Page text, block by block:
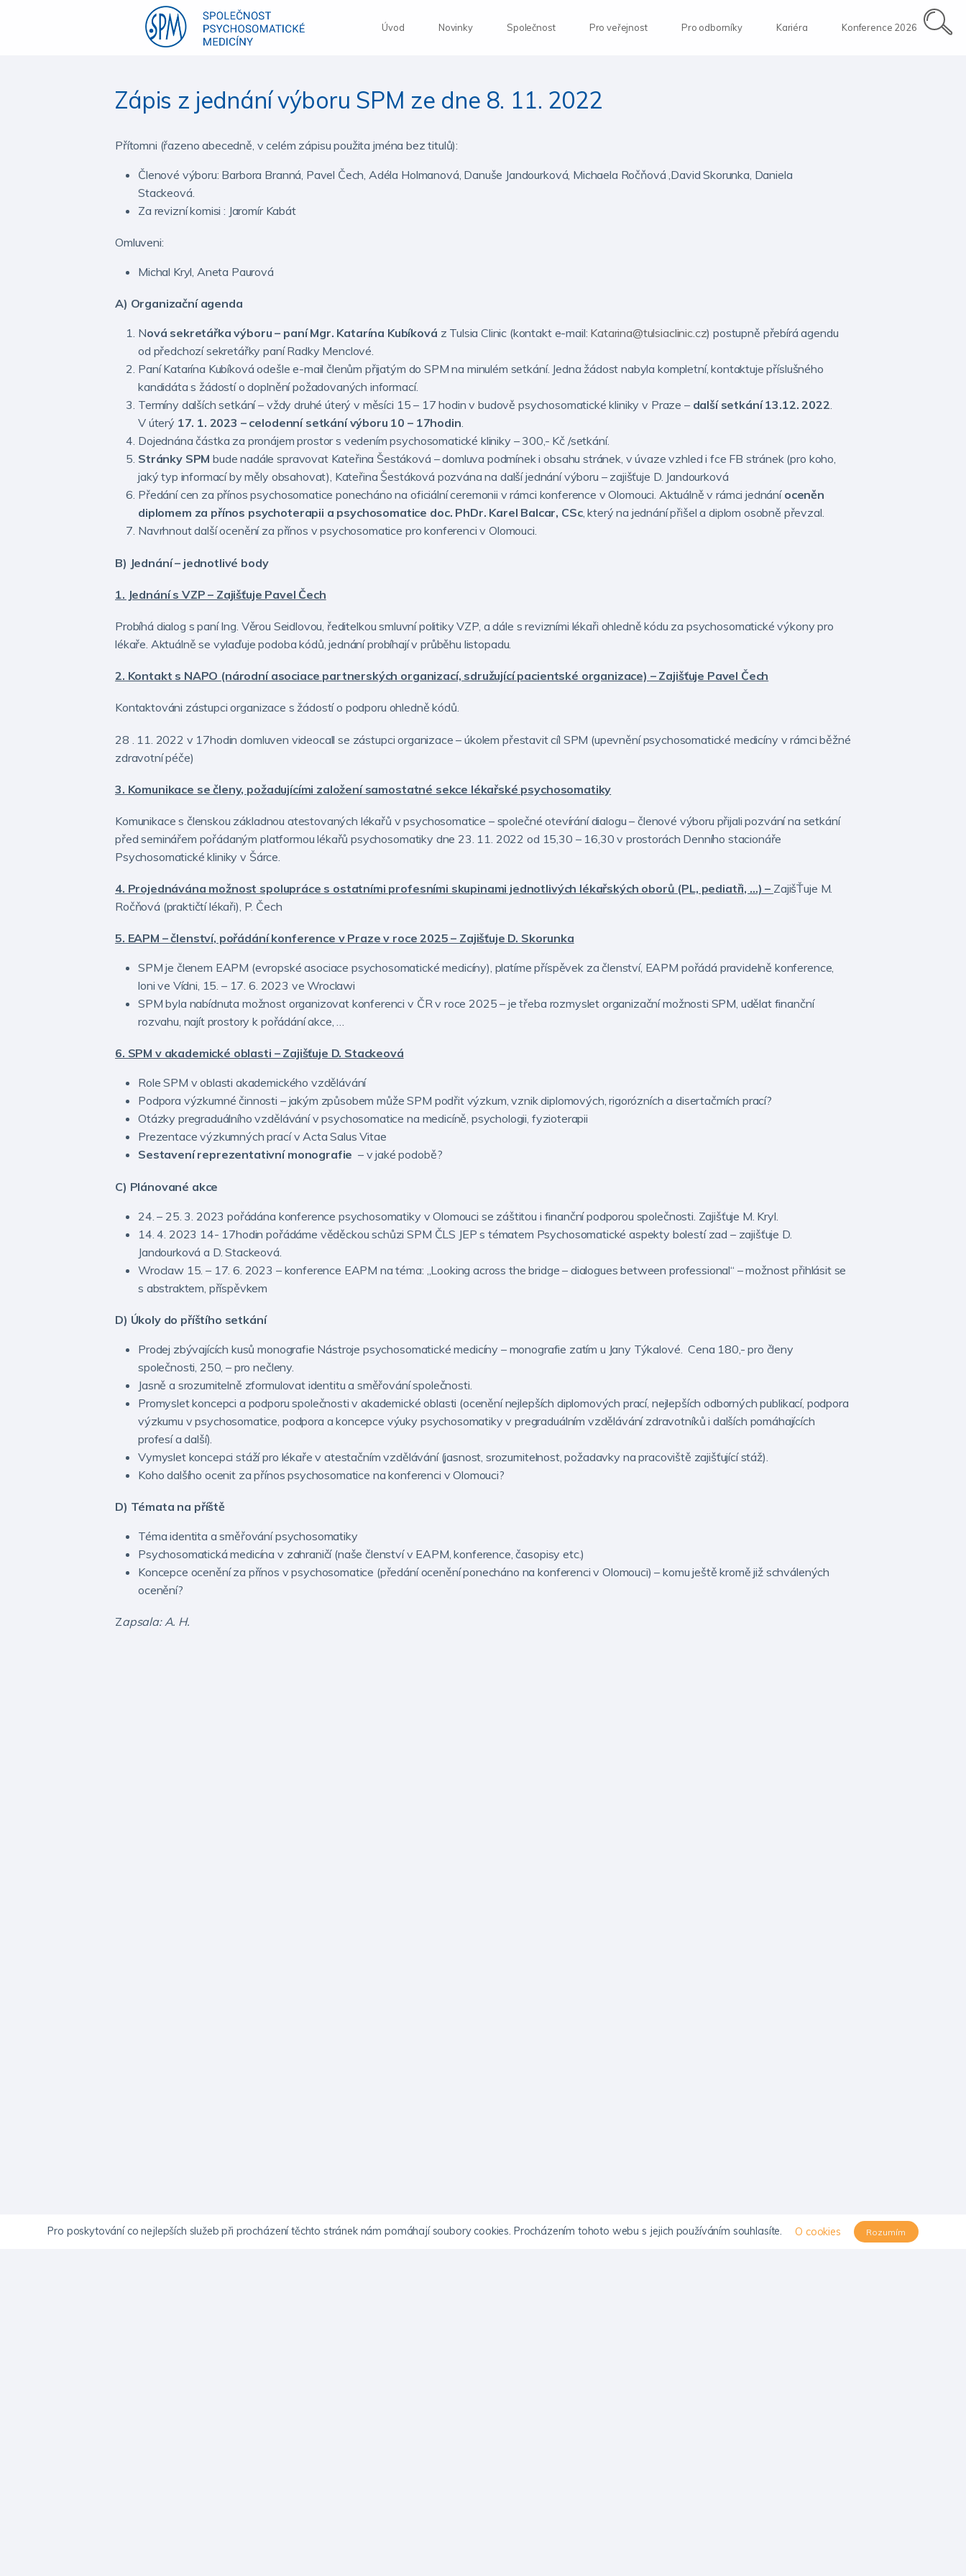
Úvod Novinky Společnost Pro veřejnost Pro odborníky Kariéra Konference 2026
Zápis z jednání výboru SPM ze dne 8. 11. 2022
Přítomni (řazeno abecedně, v celém zápisu použita jména bez titulů):
Členové výboru: Barbora Branná, Pavel Čech, Adéla Holmanová, Danuše Jandourková, Michaela Ročňová ,David Skorunka, Daniela
Stackeová.
Za revizní komisi : Jaromír Kabát
Omluveni:
Michal Kryl, Aneta Paurová
A) Organizační agenda
Nová sekretářka výboru – paní Mgr. Katarína Kubíková z Tulsia Clinic (kontakt e-mail: Katarina@tulsiaclinic.cz) postupně přebírá agendu
od předchozí sekretářky paní Radky Menclové.
Paní Katarína Kubíková odešle e-mail členům přijatým do SPM na minulém setkání. Jedna žádost nabyla kompletní, kontaktuje příslušného
kandidáta s žádostí o doplnění požadovaných informací.
Termíny dalších setkání – vždy druhé úterý v měsíci 15 – 17 hodin v budově psychosomatické kliniky v Praze – další setkání 13.12. 2022.
V úterý 17. 1. 2023 – celodenní setkání výboru 10 – 17hodin.
Dojednána částka za pronájem prostor s vedením psychosomatické kliniky – 300,- Kč /setkání.
Stránky SPM bude nadále spravovat Kateřina Šestáková – domluva podmínek i obsahu stránek, v úvaze vzhled i fce FB stránek (pro koho,
jaký typ informací by měly obsahovat), Kateřina Šestáková pozvána na další jednání výboru – zajišťuje D. Jandourková
Předání cen za přínos psychosomatice ponecháno na oficiální ceremonii v rámci konference v Olomouci. Aktuálně v rámci jednání oceněn
diplomem za přínos psychoterapii a psychosomatice doc. PhDr. Karel Balcar, CSc, který na jednání přišel a diplom osobně převzal.
Navrhnout další ocenění za přínos v psychosomatice pro konferenci v Olomouci.
B) Jednání – jednotlivé body
1. Jednání s VZP – Zajišťuje Pavel Čech
Probíhá dialog s paní Ing. Věrou Seidlovou, ředitelkou smluvní politiky VZP, a dále s revizními lékaři ohledně kódu za psychosomatické výkony pro
lékaře. Aktuálně se vylaďuje podoba kódů, jednání probíhají v průběhu listopadu.
2. Kontakt s NAPO (národní asociace partnerských organizací, sdružující pacientské organizace) – Zajišťuje Pavel Čech
Kontaktováni zástupci organizace s žádostí o podporu ohledně kódů.
28 . 11. 2022 v 17hodin domluven videocall se zástupci organizace – úkolem přestavit cíl SPM (upevnění psychosomatické medicíny v rámci běžné
zdravotní péče)
3. Komunikace se členy, požadujícími založení samostatné sekce lékařské psychosomatiky
Komunikace s členskou základnou atestovaných lékařů v psychosomatice – společné otevírání dialogu – členové výboru přijali pozvání na setkání
před seminářem pořádaným platformou lékařů psychosomatiky dne 23. 11. 2022 od 15,30 – 16,30 v prostorách Denního stacionáře
Psychosomatické kliniky v Šárce.
4. Projednávána možnost spolupráce s ostatními profesními skupinami jednotlivých lékařských oborů (PL, pediatři, …) – ZajišŤuje M.
Ročňová (praktičtí lékaři), P. Čech
5. EAPM – členství, pořádání konference v Praze v roce 2025 – Zajišťuje D. Skorunka
SPM je členem EAPM (evropské asociace psychosomatické medicíny), platíme příspěvek za členství, EAPM pořádá pravidelně konference,
loni ve Vídni, 15. – 17. 6. 2023 ve Wroclawi
SPM byla nabídnuta možnost organizovat konferenci v ČR v roce 2025 – je třeba rozmyslet organizační možnosti SPM, udělat finanční
rozvahu, najít prostory k pořádání akce, …
6. SPM v akademické oblasti – Zajišťuje D. Stackeová
Role SPM v oblasti akademického vzdělávání
Podpora výzkumné činnosti – jakým způsobem může SPM podřit výzkum, vznik diplomových, rigorózních a disertačmích prací?
Otázky pregraduálního vzdělávání v psychosomatice na medicíně, psychologii, fyzioterapii
Prezentace výzkumných prací v Acta Salus Vitae
Sestavení reprezentativní monografie – v jaké podobě?
C) Plánované akce
24. – 25. 3. 2023 pořádána konference psychosomatiky v Olomouci se záštitou i finanční podporou společnosti. Zajišťuje M. Kryl.
14. 4. 2023 14- 17hodin pořádáme věděckou schůzi SPM ČLS JEP s tématem Psychosomatické aspekty bolestí zad – zajišťuje D.
Jandourková a D. Stackeová.
Wroclaw 15. – 17. 6. 2023 – konference EAPM na téma: „Looking across the bridge – dialogues between professional“ – možnost přihlásit se
s abstraktem, příspěvkem
D) Úkoly do příštího setkání
Prodej zbývajících kusů monografie Nástroje psychosomatické medicíny – monografie zatím u Jany Týkalové. Cena 180,- pro členy
společnosti, 250, – pro nečleny.
Jasně a srozumitelně zformulovat identitu a směřování společnosti.
Promyslet koncepci a podporu společnosti v akademické oblasti (ocenění nejlepších diplomových prací, nejlepších odborných publikací, podpora
výzkumu v psychosomatice, podpora a koncepce výuky psychosomatiky v pregraduálním vzdělávání zdravotníků i dalších pomáhajících
profesí a další).
Vymyslet koncepci stáží pro lékaře v atestačním vzdělávání (jasnost, srozumitelnost, požadavky na pracoviště zajišťující stáž).
Koho dalšího ocenit za přínos psychosomatice na konferenci v Olomouci?
D) Témata na příště
Téma identita a směřování psychosomatiky
Psychosomatická medicína v zahraničí (naše členství v EAPM, konference, časopisy etc.)
Koncepce ocenění za přínos v psychosomatice (předání ocenění ponecháno na konferenci v Olomouci) – komu ještě kromě již schválených
ocenění?
Zapsala: A. H.
Pro poskytování co nejlepších služeb při procházení těchto stránek nám pomáhají soubory cookies. Procházením tohoto webu s jejich používáním souhlasíte. O cookies Rozumím